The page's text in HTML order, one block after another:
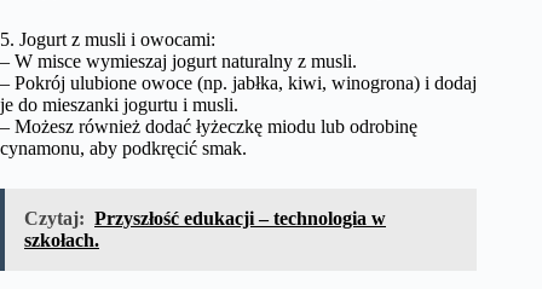
5. Jogurt z musli i owocami:
– W misce wymieszaj jogurt naturalny z musli.
– Pokrój ulubione owoce (np. jabłka, kiwi, winogrona) i dodaj
je do mieszanki jogurtu i musli.
– Możesz również dodać łyżeczkę miodu lub odrobinę
cynamonu, aby podkręcić smak.
Czytaj: Przyszłość edukacji – technologia w
szkołach.